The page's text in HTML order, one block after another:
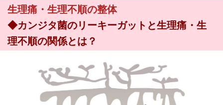
生理痛・生理不順の整体
◆カンジタ菌のリーキーガットと生理痛・生
理不順の関係とは？